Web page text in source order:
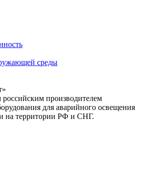
среды
производителем
для аварийного освещения
на территории РФ и СНГ.